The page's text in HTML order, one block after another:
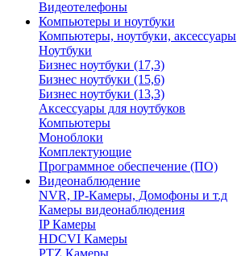
Видеотелефоны
Компьютеры и ноутбуки
Компьютеры, ноутбуки, аксессуары
Ноутбуки
Бизнес ноутбуки (17,3)
Бизнес ноутбуки (15,6)
Бизнес ноутбуки (13,3)
Аксессуары для ноутбуков
Компьютеры
Моноблоки
Комплектующие
Программное обеспечение (ПО)
Видеонаблюдение
NVR, IP-Камеры, Домофоны и т.д
Камеры видеонаблюдения
IP Камеры
HDCVI Камеры
PTZ Камеры